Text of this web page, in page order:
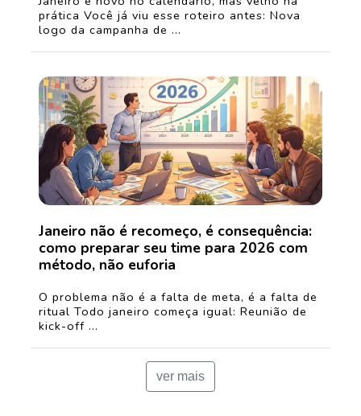
prática Você já viu esse roteiro antes: Nova
logo da campanha de ...
Janeiro não é recomeço, é consequência:
como preparar seu time para 2026 com
método, não euforia
O problema não é a falta de meta, é a falta de
ritual Todo janeiro começa igual: Reunião de
kick-off ...
ver mais